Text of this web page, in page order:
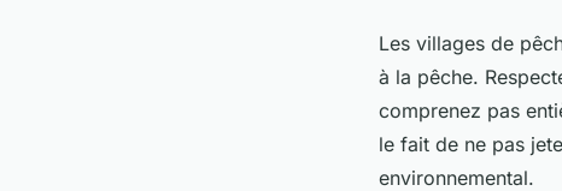
Les villages de
à la pêche.
comprenez pas
le fait de ne pas
environnemental.